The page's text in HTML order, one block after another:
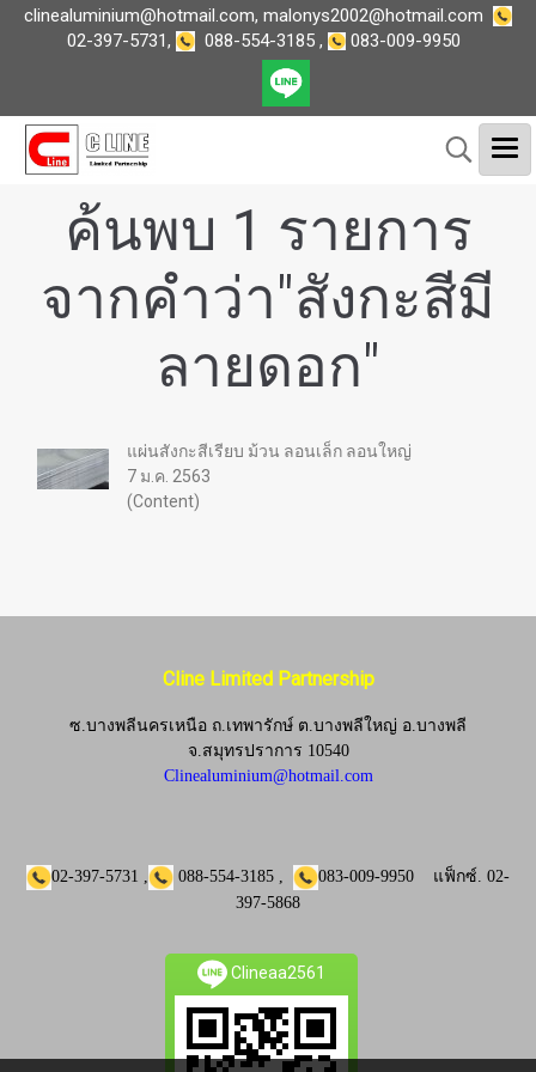
clinealuminium@hotmail.com, malonys2002@hotmail.com
02-397-5731, 088-554-3185, 083-009-9950
ค้นพบ 1 รายการ
จากคำว่า"สังกะสีมี
ลายดอก"
แผ่นสังกะสีเรียบ ม้วน ลอนเล็ก ลอนใหญ่
7 ม.ค. 2563
(Content)
Cline Limited Partnership
ซ.บางพลีนครเหนือ ถ.เทพารักษ์ ต.บางพลีใหญ่ อ.บางพลี
จ.สมุทรปราการ 10540
Clinealuminium@hotmail.com
02-397-5731 , 088-554-3185 , 083-009-9950 แฟ็กซ์. 02-
397-5868
Clineaa2561